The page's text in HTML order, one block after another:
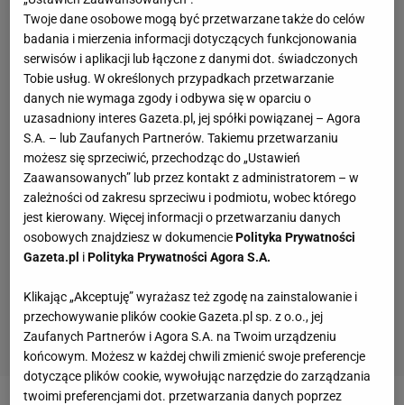
Twoje dane osobowe mogą być przetwarzane także do celów
badania i mierzenia informacji dotyczących funkcjonowania
serwisów i aplikacji lub łączone z danymi dot. świadczonych
Tobie usług. W określonych przypadkach przetwarzanie
danych nie wymaga zgody i odbywa się w oparciu o
uzasadniony interes Gazeta.pl, jej spółki powiązanej – Agora
S.A. – lub Zaufanych Partnerów. Takiemu przetwarzaniu
możesz się sprzeciwić, przechodząc do „Ustawień
Zaawansowanych” lub przez kontakt z administratorem – w
zależności od zakresu sprzeciwu i podmiotu, wobec którego
jest kierowany. Więcej informacji o przetwarzaniu danych
osobowych znajdziesz w dokumenciePolityka Prywatności
Gazeta.pl iPolityka Prywatności Agora S.A.
Klikając „Akceptuję” wyrażasz też zgodę na zainstalowanie i
przechowywanie plików cookie Gazeta.pl sp. z o.o., jej
Zaufanych Partnerów i Agora S.A. na Twoim urządzeniu
końcowym. Możesz w każdej chwili zmienić swoje preferencje
dotyczące plików cookie, wywołując narzędzie do zarządzania
twoimi preferencjami dot. przetwarzania danych poprzez